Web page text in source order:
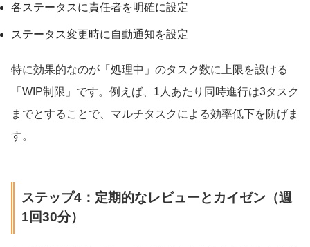
各ステータスに責任者を明確に設定
ステータス変更時に自動通知を設定
特に効果的なのが「処理中」のタスク数に上限を設ける
「WIP制限」です。例えば、1人あたり同時進行は3タスク
までとすることで、マルチタスクによる効率低下を防げま
す。
ステップ4：定期的なレビューとカイゼン（週
1回30分）